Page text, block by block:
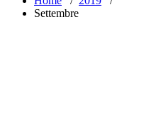
Settembre